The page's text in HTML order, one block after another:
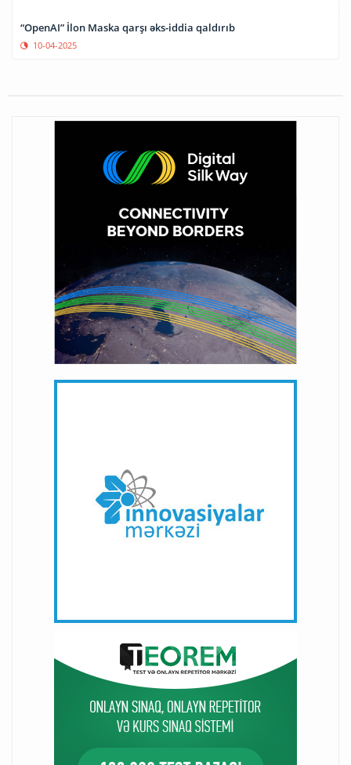
“OpenAI” İlon Maska qarşı əks-iddia qaldırıb
10-04-2025